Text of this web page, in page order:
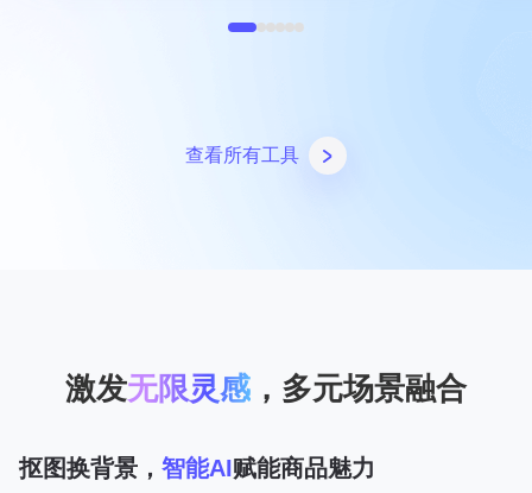
查看所有工具
激发无限灵感 ，多元场景融合
抠图换背景， 智能AI赋能商品魅力